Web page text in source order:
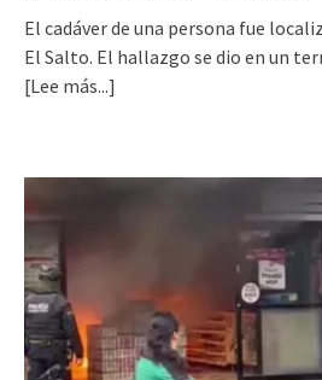
El cadáver de una persona fue
El Salto. El hallazgo se dio en un
[Lee más...]